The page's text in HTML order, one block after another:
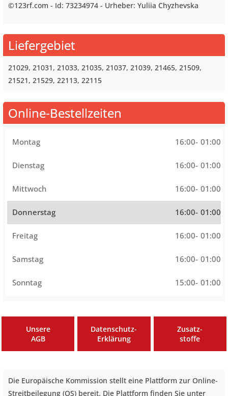
©123rf.com - Id: 73234974 - Urheber: Yuliia Chyzhevska
Liefergebiet
21029, 21031, 21033, 21035, 21037, 21039, 21465, 21509,
21521, 21529, 22113, 22115
Online-Bestellzeiten
Montag 16:00- 01:00
Dienstag 16:00- 01:00
Mittwoch 16:00- 01:00
Donnerstag 16:00- 01:00
Freitag 16:00- 01:00
Samstag 16:00- 01:00
Sonntag 15:00- 01:00
Unsere
AGB
Datenschutz-
Erklärung
Zusatz-
stoffe
Die Europäische Kommission stellt eine Plattform zur Online-
Streitbeilegung (OS) bereit. Die Plattform finden Sie unter